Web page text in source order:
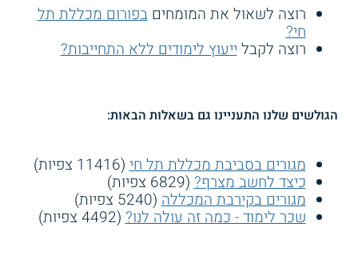
רוצה לשאול את המומחיםבפורום מכללת תל
חי?
רוצה לקבלייעוץ לימודים ללא התחייבות?
הגולשים שלנו התעניינו גם בשאלות הבאות:
מגורים בסביבת מכללת תל חי(11416 צפיות)
כיצד לחשב מצרף?(6829 צפיות)
מגורים בקירבת המכללה(5240 צפיות)
שכר לימוד - כמה זה עולה לנו?(4492 צפיות)